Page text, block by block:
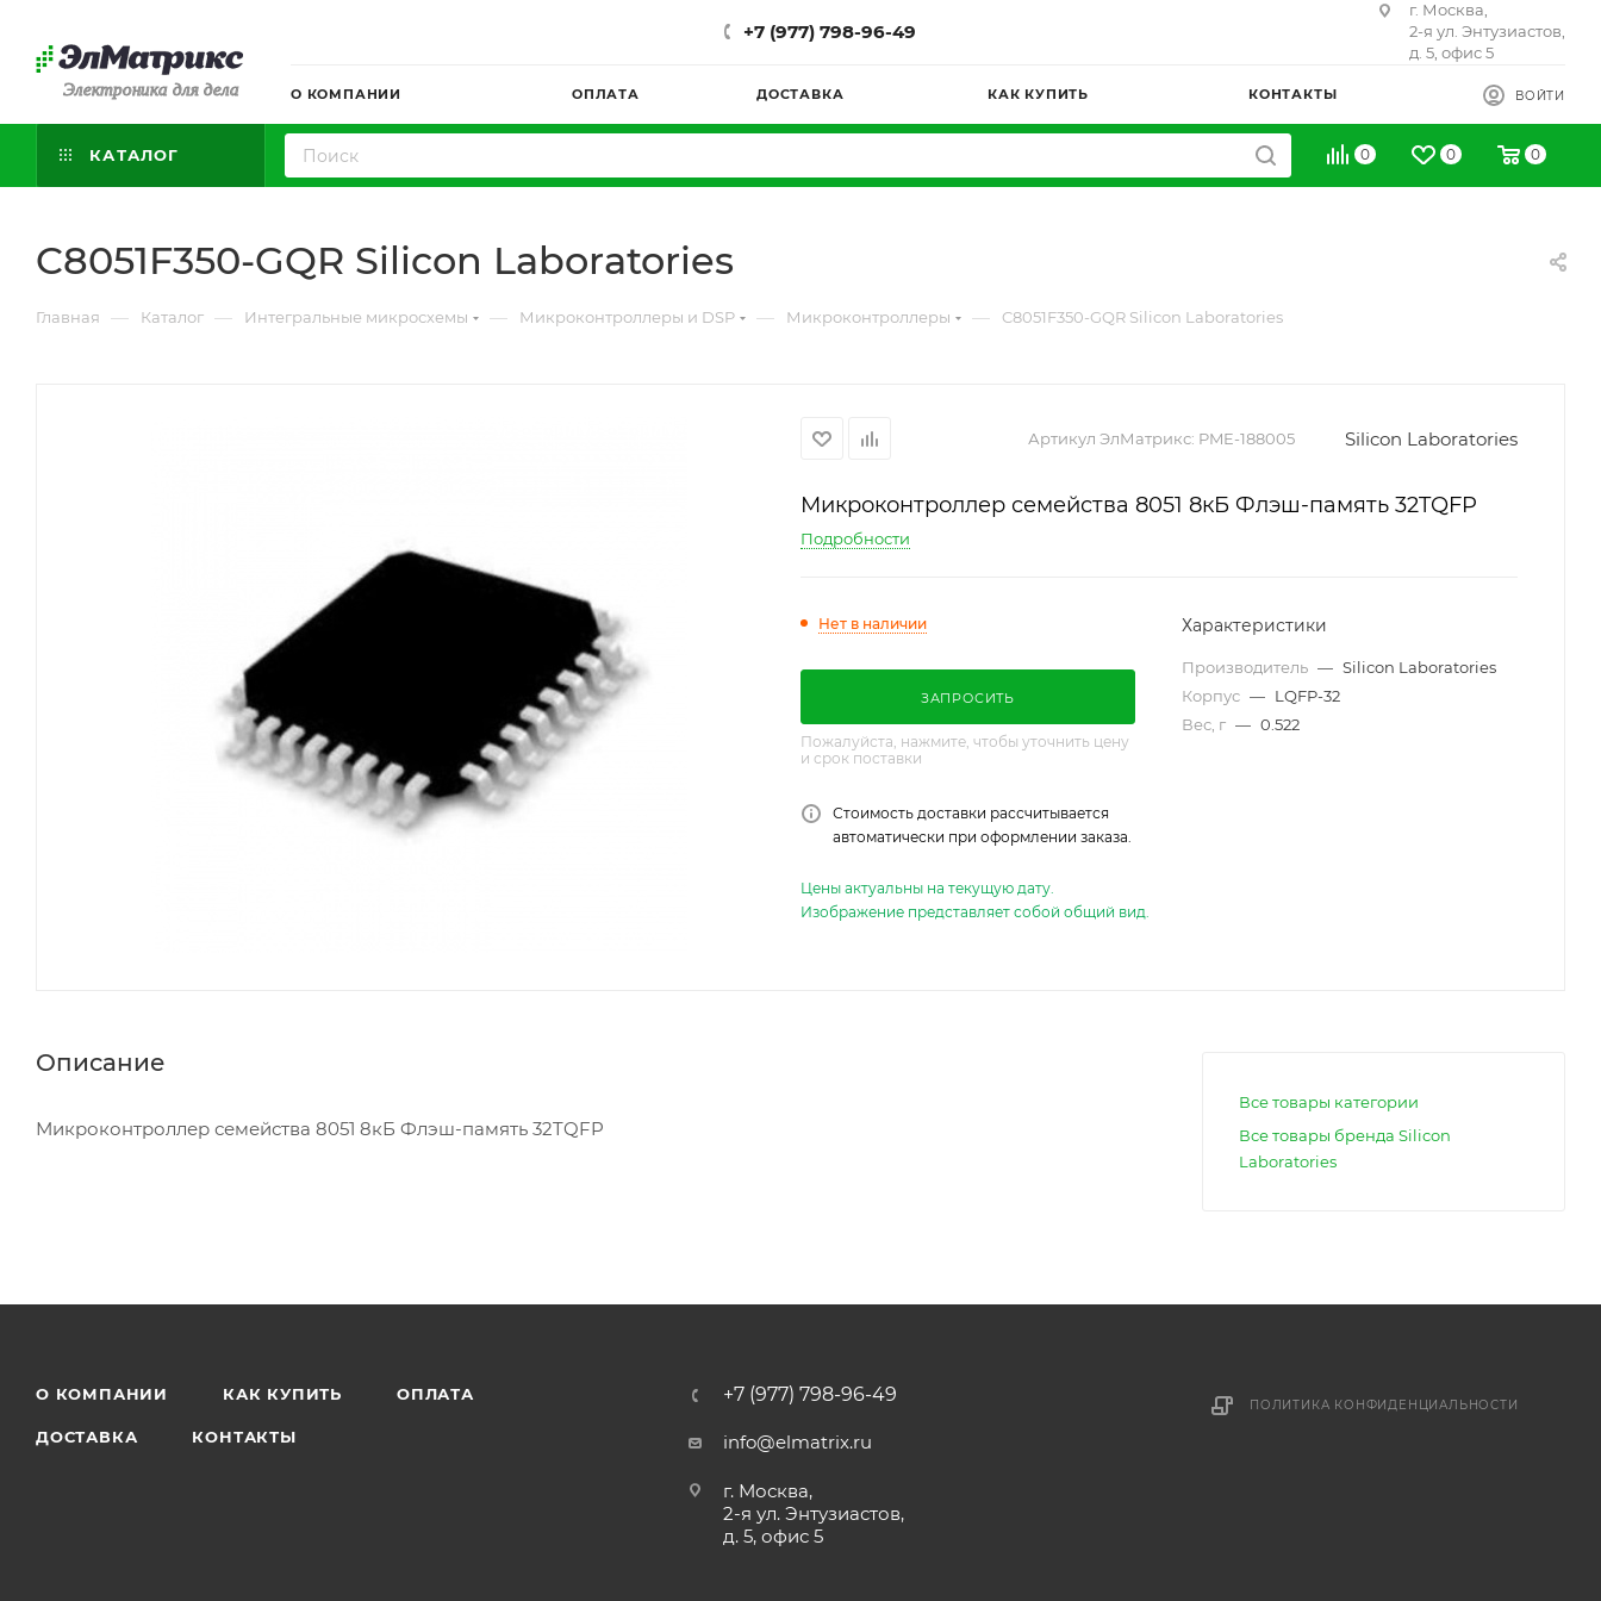
Электроника для дела
+7 (977) 798-96-49
г. Москва,
2-я ул. Энтузиастов,
д. 5, офис 5
О КОМПАНИИ ОПЛАТА ДОСТАВКА КАК КУПИТЬ КОНТАКТЫ ВОЙТИ
КАТАЛОГ 0 0 0
C8051F350-GQR Silicon Laboratories
Главная — Каталог — Интегральные микросхемы — Микроконтроллеры и DSP — Микроконтроллеры — C8051F350-GQR Silicon Laboratories
Артикул ЭлМатрикс: PME-188005 Silicon Laboratories
Микроконтроллер семейства 8051 8кБ Флэш-память 32TQFP
Подробности
Нет в наличии
ЗАПРОСИТЬ
Пожалуйста, нажмите, чтобы уточнить цену
и срок поставки
Стоимость доставки рассчитывается
автоматически при оформлении заказа.
Характеристики
Производитель — Silicon Laboratories
Корпус — LQFP-32
Вес, г — 0.522
Цены актуальны на текущую дату.
Изображение представляет собой общий вид.
Описание
Микроконтроллер семейства 8051 8кБ Флэш-память 32TQFP
Все товары категории
Все товары бренда Silicon
Laboratories
О КОМПАНИИ КАК КУПИТЬ ОПЛАТА
ДОСТАВКА КОНТАКТЫ
+7 (977) 798-96-49
info@elmatrix.ru
г. Москва,
2-я ул. Энтузиастов,
д. 5, офис 5
ПОЛИТИКА КОНФИДЕНЦИАЛЬНОСТИ